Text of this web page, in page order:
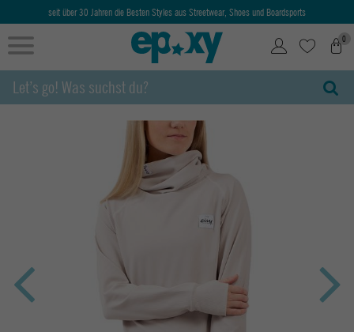
seit über 30 Jahren die Besten Styles aus Streetwear, Shoes und Boardsports
0